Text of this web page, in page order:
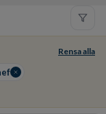
Rensa alla